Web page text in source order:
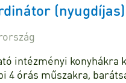
(nyugdíjas)
intézményi konyhákra
4 órás műszakra,